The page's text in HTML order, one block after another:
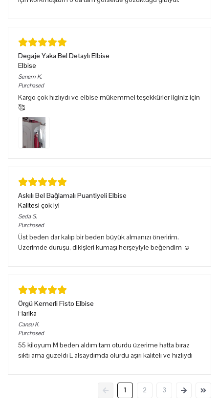
Degaje Yaka Bel Detaylı Elbise
Elbise
Senem K.
Purchased
Kargo çok hızlıydı ve elbise mükemmel teşekkürler ilginiz için
🥰
Askılı Bel Bağlamalı Puantiyeli Elbise
Kalitesi çok iyi
Seda S.
Purchased
Üst beden dar kalıp bir beden büyük almanızı öneririm.
Üzerimde duruşu, dikişleri kumaşı herşeyiyle beğendim ☺️
Örgü Kemerli Fisto Elbise
Harika
Cansu K.
Purchased
55 kiloyum M beden aldım tam oturdu üzerime hatta bıraz
sıktı ama guzeldı L alsaydımda olurdu aşırı kalıtelı ve hızlıydı
1 2 3